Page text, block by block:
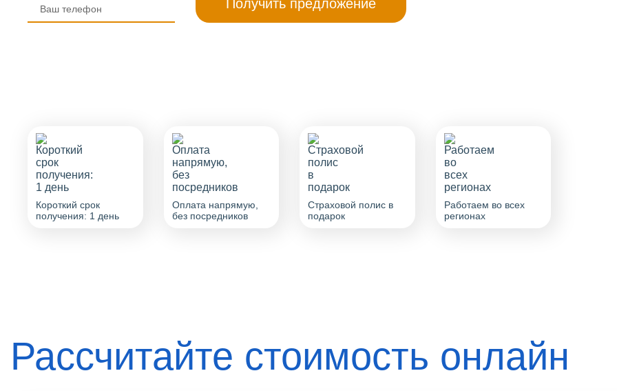
Короткий срок
получения: 1 день
Оплата напрямую,
без посредников
Страховой полис в
подарок
Работаем во всех
регионах
Рассчитайте стоимость онлайн